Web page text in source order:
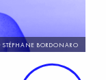
BORDONARO